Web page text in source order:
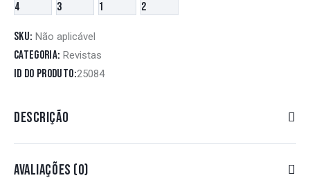
SKU: Não aplicável
Categoria: Revistas
ID do produto:25084
DESCRIÇÃO
AVALIAÇÕES (0)